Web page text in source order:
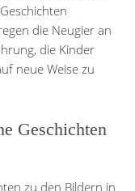
die Neugier an
die Kinder
neue Weise zu
Geschichten
zu den Bildern in